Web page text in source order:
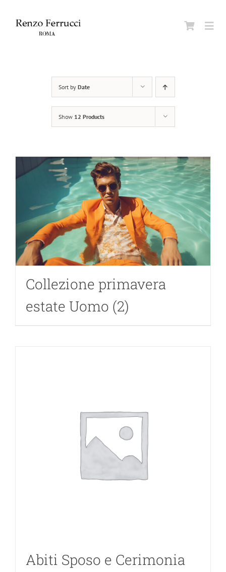
Living
Sort by Date
Show 12 Products
Collezione primavera
estate Uomo (2)
Abiti Sposo e Cerimonia